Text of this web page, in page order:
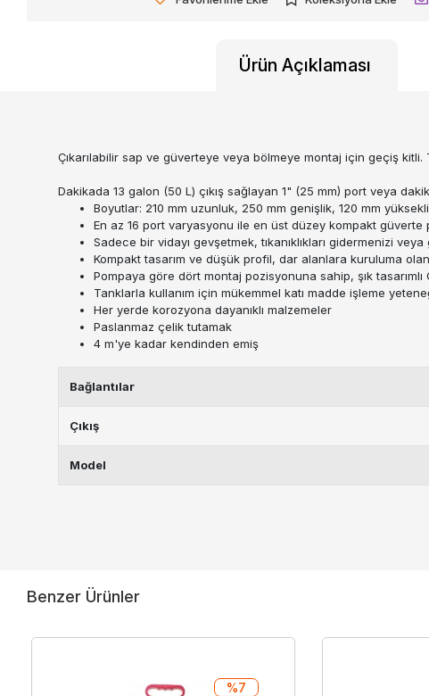
Ürün Açıklaması
Çıkarılabilir sap ve güverteye veya bölmeye montaj için geçiş
Dakikada 13 galon (50 L) çıkış sağlayan 1" (25 mm) port veya
Boyutlar: 210 mm uzunluk, 250 mm genişlik, 120 mm
En az 16 port varyasyonu ile en üst düzey kompakt güverte
Sadece bir vidayı gevşetmek, tıkanıklıkları gidermenizi
Kompakt tasarım ve düşük profil, dar alanlara kuruluma
Pompaya göre dört montaj pozisyonuna sahip, şık
Tanklarla kullanım için mükemmel katı madde işleme
Her yerde korozyona dayanıklı malzemeler
Paslanmaz çelik tutamak
4 m'ye kadar kendinden emiş
Bağlantılar
Çıkış
Model
Benzer Ürünler
%7